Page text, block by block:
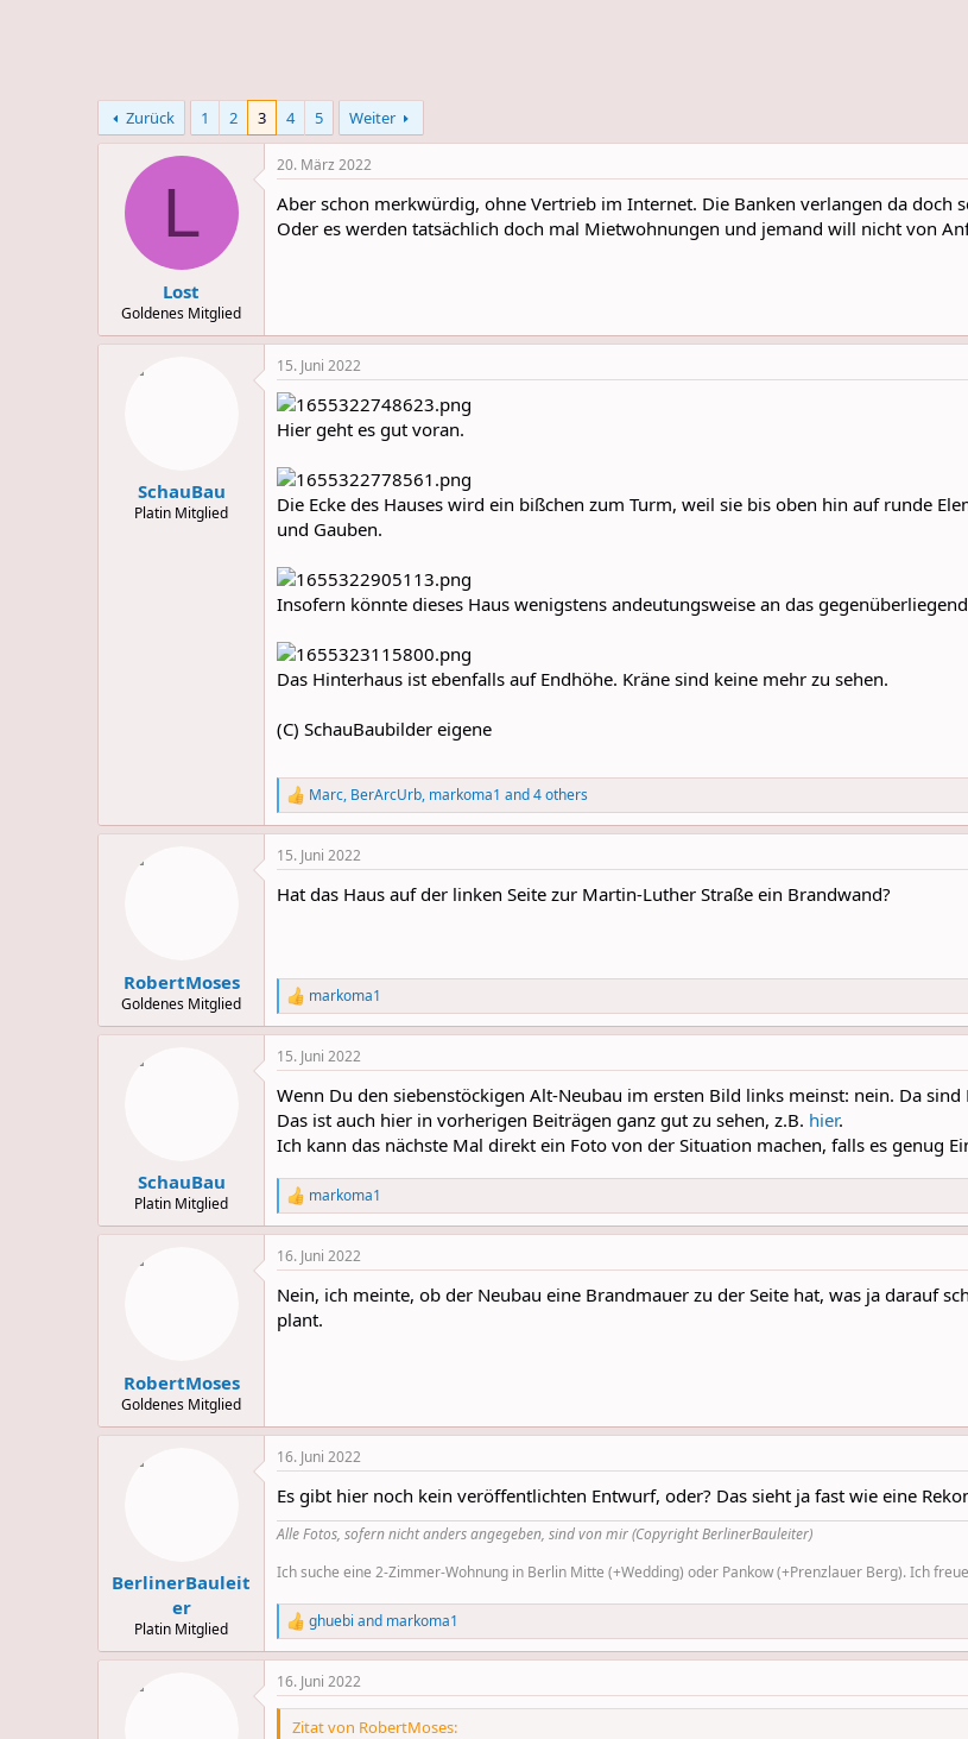
Zurück 1 2 3 4 5 Weiter
L
Lost
Goldenes Mitglied
20. März 2022
Aber schon merkwürdig, ohne Vertrieb im Internet. Die Banken verlangen da doch
Oder es werden tatsächlich doch mal Mietwohnungen und jemand will nicht von
SchauBau
Platin Mitglied
15. Juni 2022
Hier geht es gut voran.
Die Ecke des Hauses wird ein bißchen zum Turm, weil sie bis oben hin auf runde
und Gauben.
Insofern könnte dieses Haus wenigstens andeutungsweise an das
Das Hinterhaus ist ebenfalls auf Endhöhe. Kräne sind keine mehr zu sehen.
(C) SchauBaubilder eigene
R
e
a
c
i
:
Marc, BerArcUrb, markoma1 and 4 others
RobertMoses
Goldenes Mitglied
15. Juni 2022
Hat das Haus auf der linken Seite zur Martin-Luther Straße ein Brandwand?
R
e
a
c
i
o
n
s
:
markoma1
SchauBau
Platin Mitglied
15. Juni 2022
Wenn Du den siebenstöckigen Alt-Neubau im ersten Bild links meinst: nein. Da sind
Das ist auch hier in vorherigen Beiträgen ganz gut zu sehen, z.B. hier.
Ich kann das nächste Mal direkt ein Foto von der Situation machen, falls es genug
R
e
a
c
i
o
markoma1
RobertMoses
Goldenes Mitglied
16. Juni 2022
Nein, ich meinte, ob der Neubau eine Brandmauer zu der Seite hat, was ja darauf
plant.
BerlinerBauleit
er
Platin Mitglied
16. Juni 2022
Es gibt hier noch kein veröffentlichten Entwurf, oder? Das sieht ja fast wie eine
Alle Fotos, sofern nicht anders angegeben, sind von mir (Copyright BerlinerBauleiter)
Ich suche eine 2-Zimmer-Wohnung in Berlin Mitte (+Wedding) oder Pankow (+Prenzlauer Berg). Ich
R
e
a
c
t
ghuebi and markoma1
16. Juni 2022
Zitat von RobertMoses: